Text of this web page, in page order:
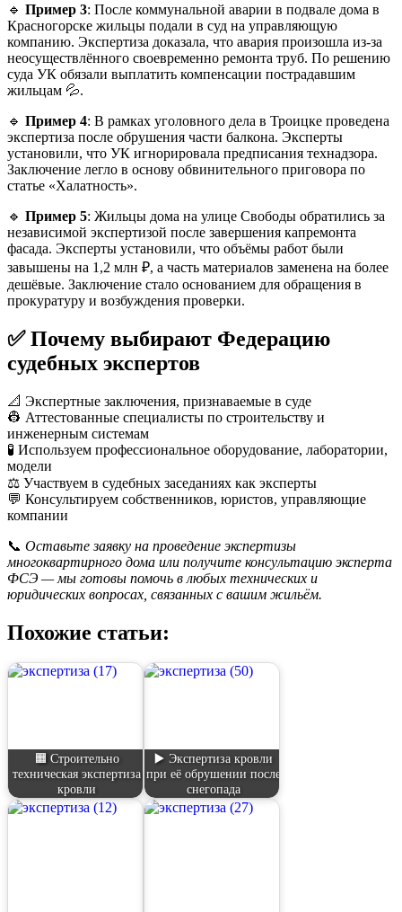
🔹 Пример 3: После коммунальной аварии в подвале дома в
Красногорске жильцы подали в суд на управляющую
компанию. Экспертиза доказала, что авария произошла из-за
неосуществлённого своевременно ремонта труб. По решению
суда УК обязали выплатить компенсации пострадавшим
жильцам 💦.
🔹 Пример 4: В рамках уголовного дела в Троицке проведена
экспертиза после обрушения части балкона. Эксперты
установили, что УК игнорировала предписания технадзора.
Заключение легло в основу обвинительного приговора по
статье «Халатность».
🔹 Пример 5: Жильцы дома на улице Свободы обратились за
независимой экспертизой после завершения капремонта
фасада. Эксперты установили, что объёмы работ были
завышены на 1,2 млн ₽, а часть материалов заменена на более
дешёвые. Заключение стало основанием для обращения в
прокуратуру и возбуждения проверки.
✅ Почему выбирают Федерацию
судебных экспертов
📐 Экспертные заключения, признаваемые в суде
👷 Аттестованные специалисты по строительству и
инженерным системам
🧪 Используем профессиональное оборудование, лаборатории,
модели
⚖️ Участвуем в судебных заседаниях как эксперты
💬 Консультируем собственников, юристов, управляющие
компании
📞 Оставьте заявку на проведение экспертизы
многоквартирного дома или получите консультацию эксперта
ФСЭ — мы готовы помочь в любых технических и
юридических вопросах, связанных с вашим жильём.
Похожие статьи:
🟧 Строительно
техническая экспертиза
кровли
▶️ Экспертиза кровли
при её обрушении после
снегопада